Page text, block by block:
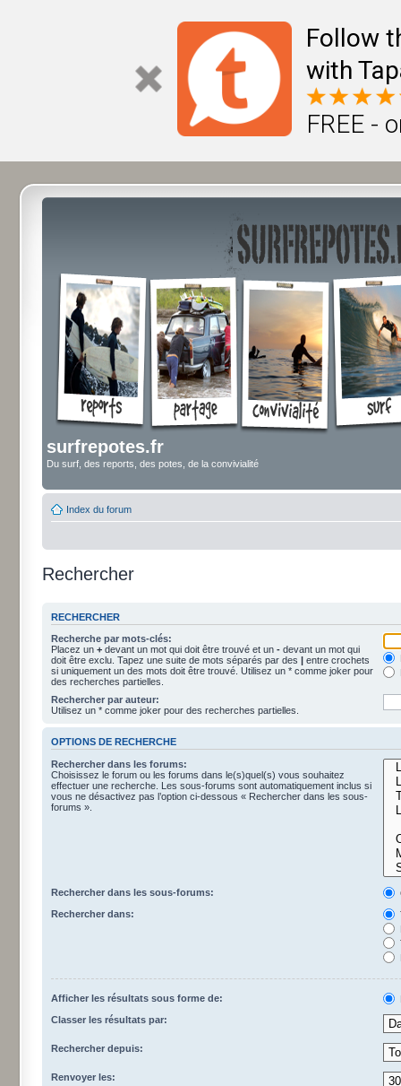
Follow
with
FREE -
surfrepotes.fr
Du surf, des reports, des potes, de la convivialité
Index du forum
Rechercher
RECHERCHER
Recherche par mots-clés:
Placez un + devant un mot qui doit être trouvé et un - devant un mot qui
doit être exclu. Tapez une suite de mots séparés par des | entre crochets
si uniquement un des mots doit être trouvé. Utilisez un * comme joker pour
des recherches partielles.
Rechercher par auteur:
Utilisez un * comme joker pour des recherches partielles.
OPTIONS DE RECHERCHE
Rechercher dans les forums:
Choisissez le forum ou les forums dans le(s)quel(s) vous souhaitez
effectuer une recherche. Les sous-forums sont automatiquement inclus si
vous ne désactivez pas l’option ci-dessous « Rechercher dans les sous-
forums ».
Rechercher dans les sous-forums:
Rechercher dans:
Afficher les résultats sous forme de:
Classer les résultats par:
Rechercher depuis:
Renvoyer les: